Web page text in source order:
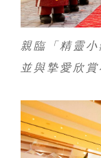
親臨「精靈
並與摯愛欣